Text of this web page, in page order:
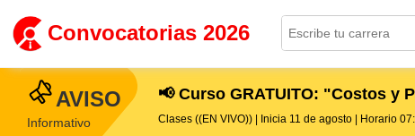
Convocatorias 2026
AVISO
Informativo
📢 Curso GRATUITO: "Costos y
Clases ((EN VIVO)) | Inicia 11 de agosto | Horario